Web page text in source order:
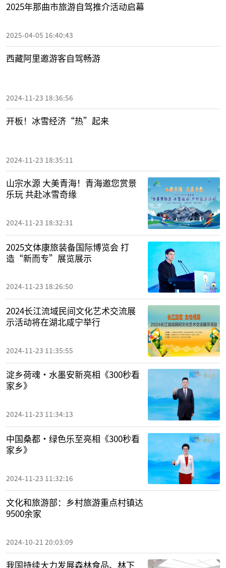
2025年那曲市旅游自驾推介活动启幕
2025-04-05 16:40:43
西藏阿里邀游客自驾畅游
2024-11-23 18:36:56
开板！冰雪经济“热”起来
2024-11-23 18:35:11
山宗水源 大美青海！青海邀您赏景
乐玩 共赴冰雪奇缘
2024-11-23 18:32:31
2025文体康旅装备国际博览会 打
造“新而专”展览展示
2024-11-23 18:26:50
2024长江流域民间文化艺术交流展
示活动将在湖北咸宁举行
2024-11-23 11:35:55
淀乡荷魂·水墨安新亮相《300秒看
家乡》
2024-11-23 11:34:13
中国桑都·绿色乐至亮相《300秒看
家乡》
2024-11-23 11:32:16
文化和旅游部：乡村旅游重点村镇达
9500余家
2024-10-21 20:03:09
我国持续大力发展森林食品、林下